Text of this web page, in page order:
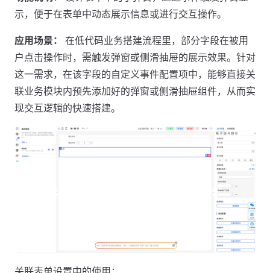
示，便于在表单中动态展示信息或进行交互操作。
应用场景：
在低代码业务搭建流程里，部分字段在被用
户点击操作时，需触发弹窗或侧滑抽屉的展示效果。针对
这一需求，在该字段的自定义事件配置项中，能够直接关
联业务模块内预先添加好的弹窗或侧滑抽屉组件，从而实
现交互逻辑的快速搭建。